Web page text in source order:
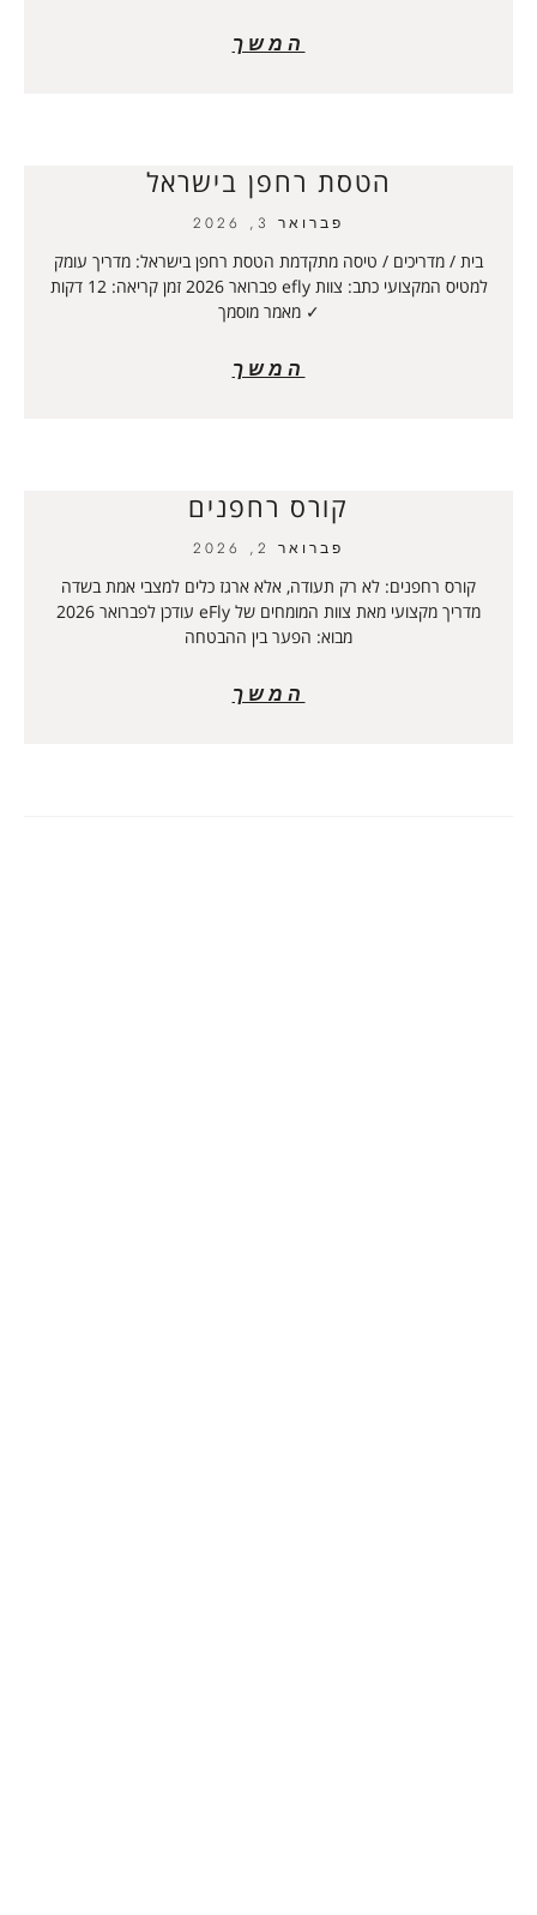
המשך
הטסת רחפן בישראל
פברואר 3, 2026
בית / מדריכים / טיסה מתקדמת הטסת רחפן בישראל: מדריך עומק
למטיס המקצועי כתב: צוות efly פברואר 2026 זמן קריאה: 12 דקות
✓ מאמר מוסמך
המשך
קורס רחפנים
פברואר 2, 2026
קורס רחפנים: לא רק תעודה, אלא ארגז כלים למצבי אמת בשדה
מדריך מקצועי מאת צוות המומחים של eFly עודכן לפברואר 2026
מבוא: הפער בין ההבטחה
המשך